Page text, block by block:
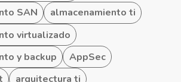
SAN
almacenamiento ti
virtualizado
y backup
AppSec
arquitectura ti